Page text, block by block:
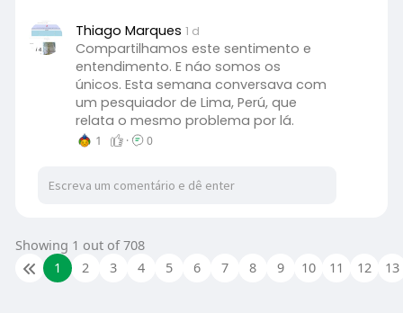
cumprir com seus objetivos. Tudo o que é
transferência de saberes não convencionais,
chama a minha atenção. Agradeço a
oportunidade de aprender mais
Thiago Marques 1 d
Compartilhamos este sentimento e
entendimento. E náo somos os
únicos. Esta semana conversava com
um pesquiador de Lima, Perú, que
relata o mesmo problema por lá.
1 · 0
Showing 1 out of 708
1
2 3 4 5 6 7 8 9 10 11 12 13